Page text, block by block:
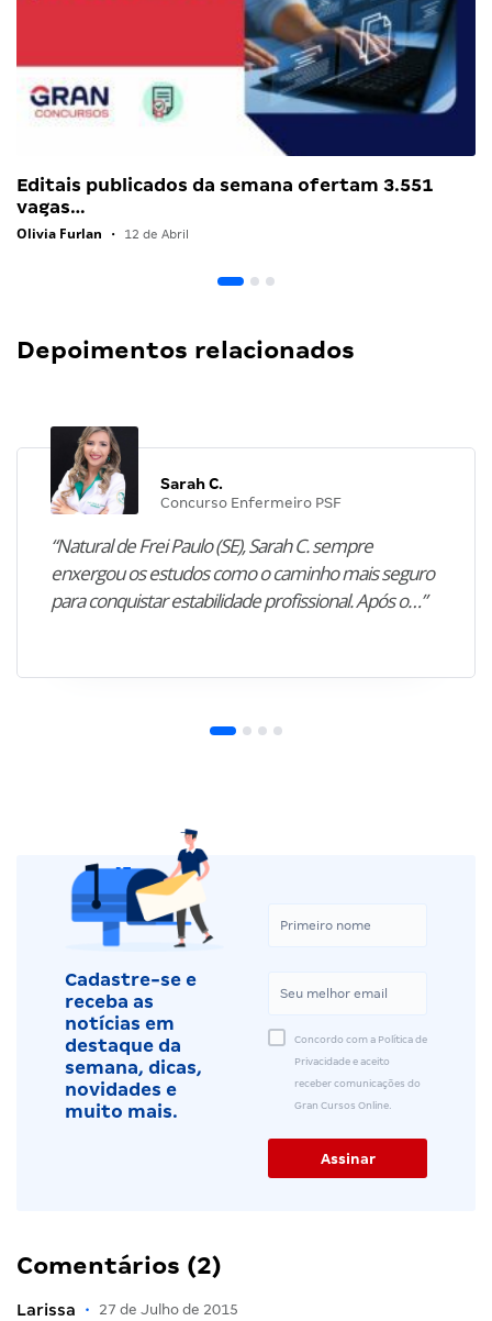
Editais publicados da semana ofertam 3.551
vagas…
Olivia Furlan • 12 de Abril
Depoimentos relacionados
Sarah C.
Concurso Enfermeiro PSF
“Natural de Frei Paulo (SE), Sarah C. sempre
enxergou os estudos como o caminho mais seguro
para conquistar estabilidade profissional. Após o…”
Cadastre-se e
receba as
notícias em
destaque da
semana, dicas,
novidades e
muito mais.
Concordo com a Política de
Privacidade e aceito
receber comunicações do
Gran Cursos Online.
Comentários (2)
Larissa • 27 de Julho de 2015